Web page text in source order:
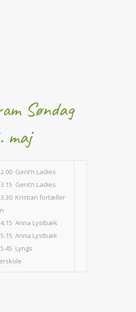
Søndag
maj
Gent’n Ladies
Gent’n Ladies
Kristian fortæller
Anna Lystbæk
Anna Lystbæk
Lyngs